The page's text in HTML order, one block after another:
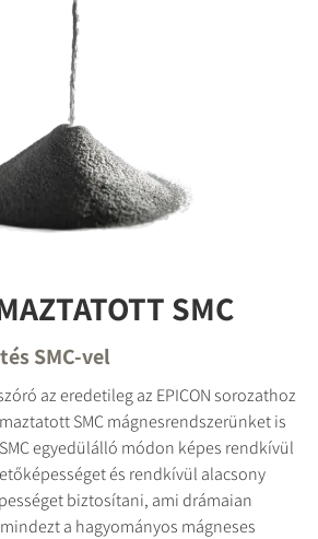
SMC
SMC-vel
az eredetileg az EPICON sorozathoz
SMC mágnesrendszerünket is
egyedülálló módon képes rendkívül
és rendkívül alacsony
biztosítani, ami drámaian
a hagyományos mágneses